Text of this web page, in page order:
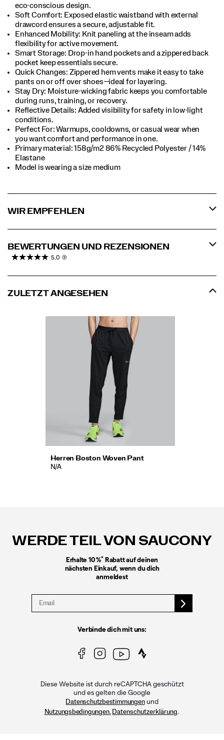
eco-conscious design.​
Soft Comfort: Exposed elastic waistband with external
drawcord ensures a secure, adjustable fit.​
Enhanced Mobility: Knit paneling at the inseam adds
flexibility for active movement.​
Smart Storage: Drop-in hand pockets and a zippered back
pocket keep essentials secure.​
Quick Changes: Zippered hem vents make it easy to take
pants on or off over shoes—ideal for layering.​
Stay Dry: Moisture-wicking fabric keeps you comfortable
during runs, training, or recovery.​
Reflective Details: Added visibility for safety in low-light
conditions.​
Perfect For​: Warmups, cooldowns, or casual wear when
you want comfort and performance in one.​
Primary material: 158g/m2 86% Recycled Polyester / 14%
Elastane​
Model is wearing a size medium​
WIR EMPFEHLEN
BEWERTUNGEN UND REZENSIONEN
5.0 (9)
ZULETZT ANGESEHEN
Herren Boston Woven Pant
N/A
WERDE TEIL VON SAUCONY
Erhalte 10 %* Rabatt auf deinen
nächsten Einkauf, wenn du dich
anmeldest
Verbinde dich mit uns:
Diese Website ist durch reCAPTCHA geschützt
und es gelten die Google
Datenschutzbestimmungenund
Nutzungsbedingungen. Datenschutzerklärung.